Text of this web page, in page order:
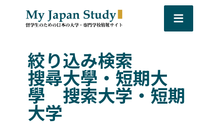
絞り込み検索
搜尋大學・短期大
學 搜索大学・短期
大学